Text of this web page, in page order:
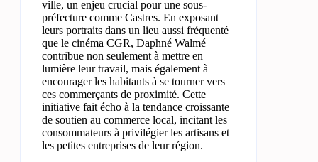
ville, un enjeu crucial pour une sous-
préfecture comme Castres. En exposant
leurs portraits dans un lieu aussi fréquenté
que le cinéma CGR, Daphné Walmé
contribue non seulement à mettre en
lumière leur travail, mais également à
encourager les habitants à se tourner vers
ces commerçants de proximité. Cette
initiative fait écho à la tendance croissante
de soutien au commerce local, incitant les
consommateurs à privilégier les artisans et
les petites entreprises de leur région.